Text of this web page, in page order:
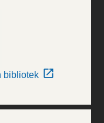
bibliotek